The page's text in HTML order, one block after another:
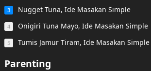
3 Nugget Tuna, Ide Masakan Simple
4 Onigiri Tuna Mayo, Ide Masakan Simple
5 Tumis Jamur Tiram, Ide Masakan Simple
Parenting